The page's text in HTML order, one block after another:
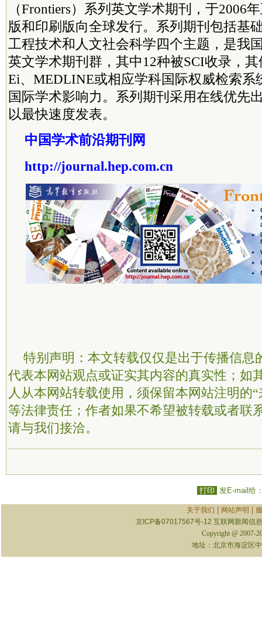
（Frontiers）系列英文学术期刊，于2006
版和印刷版向全球发行。系列期刊包括基
工程技术和人文社会科学四个主题，是我
英文学术期刊群，其中12种被SCI收录，
Ei、MEDLINE或相应学科国际权威检索系
国际学术影响力。系列期刊采用在线优先
以最快速度发表。
中国学术前沿期刊网
http://journal.hep.com.cn
特别声明：本文转载仅仅是出于传播信息
代表本网站观点或证实其内容的真实性；如
人从本网站转载使用，须保留本网站注明的
等法律责任；作者如果不希望被转载或者联
请与我们接洽。
打印 发E-mail给
关于我们 网站声明
京ICP备07017567号-12 互联网新闻信
Copyright @ 2007-
地址：北京市海淀区